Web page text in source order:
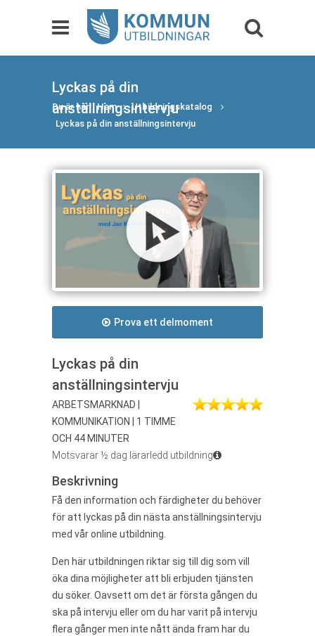
Lyckas på din
anställningsintervju
Du är här: Hem
Utbildningskatalog
Lyckas på din anställningsintervju
Prova ett delmoment
Lyckas på din
anställningsintervju
ARBETSMARKNAD |
KOMMUNIKATION | 1 TIMME
OCH 44 MINUTER
Motsvarar ½ dag lärarledd utbildning
Beskrivning
Få den information och färdigheter du behöver
för att lyckas på din nästa anställningsintervju
med vår online utbildning.
Den här utbildningen riktar sig till dig som vill
öka dina möjligheter att bli erbjuden tjänsten
du söker. Oavsett om det är första gången du
ska på intervju eller om du har varit på intervju
flera gånger men inte nått ända fram har du